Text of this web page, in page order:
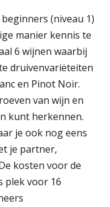
(niveau 1)
manier kennis te
6 wijnen waarbij
druivenvariëteiten
en Pinot Noir.
van wijn en
kunt herkennen.
je ook nog eens
je partner,
kosten voor de
plek voor 16